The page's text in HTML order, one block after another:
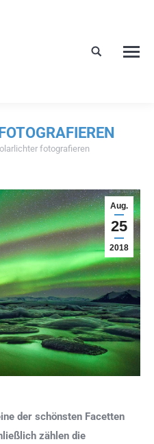
fotografieren
Aug.
25
2018
der schönsten Facetten
zählen die